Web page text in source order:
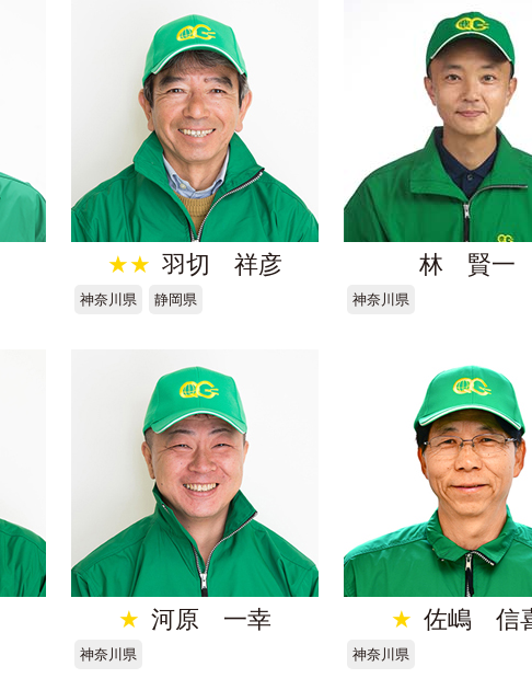
★★ 羽切 祥彦
神奈川県 静岡県
林 賢一
神奈川県
★ 河原 一幸
神奈川県
★ 佐嶋 信
神奈川県